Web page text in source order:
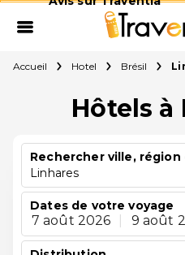
Accueil Hotel Brésil
Hôtels à
Rechercher ville,
Linhares
Dates de votre voyage
7 août 2026 9 août